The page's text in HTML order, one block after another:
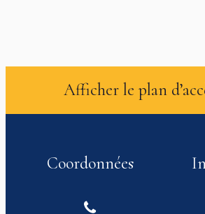
Afficher le plan
Coordonnées